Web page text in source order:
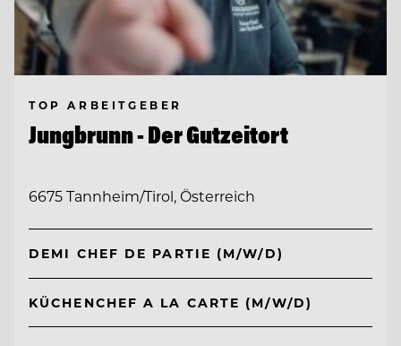
TOP ARBEITGEBER
Jungbrunn - Der Gutzeitort
6675 Tannheim/Tirol, Österreich
DEMI CHEF DE PARTIE (M/W/D)
KÜCHENCHEF A LA CARTE (M/W/D)